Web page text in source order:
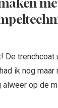
De trenchcoat
ik nog maar
op de